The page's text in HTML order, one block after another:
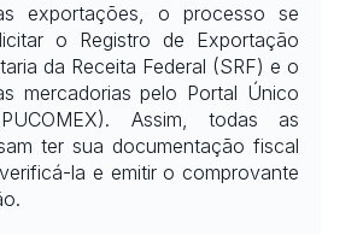
exportações, o processo se
o Registro de Exportação
da Receita Federal (SRF) e o
mercadorias pelo Portal Único
Assim, todas as
ter sua documentação fiscal
la e emitir o comprovante